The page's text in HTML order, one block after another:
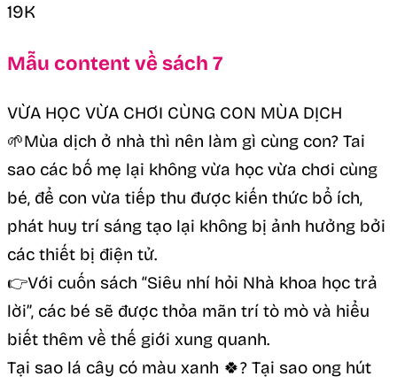
19K
Mẫu content về sách 7
VỪA HỌC VỪA CHƠI CÙNG CON MÙA DỊCH
🌱Mùa dịch ở nhà thì nên làm gì cùng con? Tai
sao các bố mẹ lại không vừa học vừa chơi cùng
bé, để con vừa tiếp thu được kiến thức bổ ích,
phát huy trí sáng tạo lại không bị ảnh hưởng bởi
các thiết bị điện tử.
👉Với cuốn sách “Siêu nhí hỏi Nhà khoa học trả
lời”, các bé sẽ được thỏa mãn trí tò mò và hiểu
biết thêm về thế giới xung quanh.
Tại sao lá cây có màu xanh 🍀? Tại sao ong hút